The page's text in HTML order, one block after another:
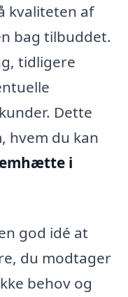
kvaliteten af
bag tilbuddet.
tidligere
Dette
hvem du kan
i
god idé at
du modtager
behov og